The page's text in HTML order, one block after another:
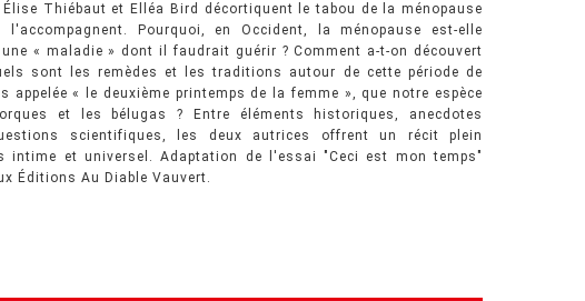
Élise Thiébaut et Elléa Bird décortiquent le tabou de la ménopause
Pourquoi, en Occident, la ménopause est-elle
« maladie » dont il faudrait guérir ? Comment a-t-on découvert
sont les remèdes et les traditions autour de cette période de
appelée « le deuxième printemps de la femme », que notre espèce
et les bélugas ? Entre éléments historiques, anecdotes
scientifiques, les deux autrices offrent un récit plein
intime et universel. Adaptation de l'essai "Ceci est mon temps"
Éditions Au Diable Vauvert.